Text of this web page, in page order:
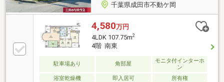
千葉県成田市不動ケ岡
4,580万円
4LDK 107.75m2
4階 南東
駐車場あり 角部屋
モニタ付インターホ
ン
浴室乾燥機
即入居可 所有権